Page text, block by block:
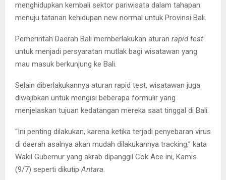
menghidupkan kembali sektor pariwisata dalam tahapan
menuju tatanan kehidupan new normal untuk Provinsi Bali.
Pemerintah Daerah Bali memberlakukan aturan rapid test
untuk menjadi persyaratan mutlak bagi wisatawan yang
mau masuk berkunjung ke Bali.
Selain diberlakukannya aturan rapid test, wisatawan juga
diwajibkan untuk mengisi beberapa formulir yang
menjelaskan tujuan kedatangan mereka saat tinggal di Bali.
“Ini penting dilakukan, karena ketika terjadi penyebaran virus
di daerah asalnya akan mudah dilakukannya tracking,” kata
Wakil Gubernur yang akrab dipanggil Cok Ace ini, Kamis
(9/7) seperti dikutipAntara.